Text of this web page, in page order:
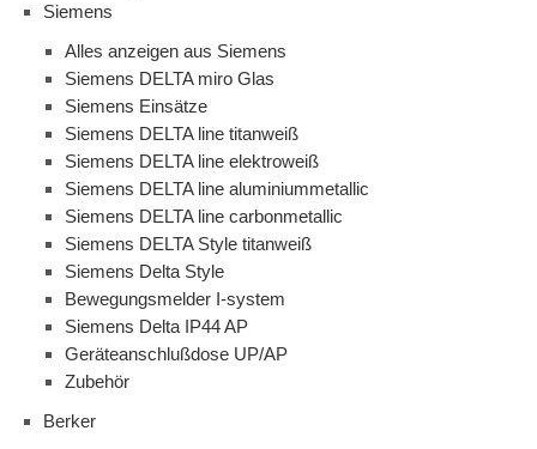
Siemens
Alles anzeigen aus Siemens
Siemens DELTA miro Glas
Siemens Einsätze
Siemens DELTA line titanweiß
Siemens DELTA line elektroweiß
Siemens DELTA line aluminiummetallic
Siemens DELTA line carbonmetallic
Siemens DELTA Style titanweiß
Siemens Delta Style
Bewegungsmelder I-system
Siemens Delta IP44 AP
Geräteanschlußdose UP/AP
Zubehör
Berker